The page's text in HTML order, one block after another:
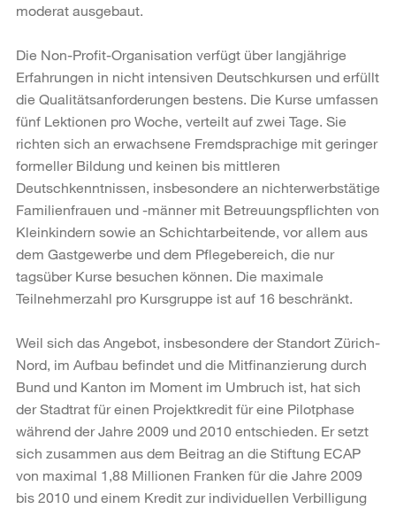
moderat ausgebaut.
Die Non-Profit-Organisation verfügt über langjährige
Erfahrungen in nicht intensiven Deutschkursen und erfüllt
die Qualitätsanforderungen bestens. Die Kurse umfassen
fünf Lektionen pro Woche, verteilt auf zwei Tage. Sie
richten sich an erwachsene Fremdsprachige mit geringer
formeller Bildung und keinen bis mittleren
Deutschkenntnissen, insbesondere an nichterwerbstätige
Familienfrauen und -männer mit Betreuungspflichten von
Kleinkindern sowie an Schichtarbeitende, vor allem aus
dem Gastgewerbe und dem Pflegebereich, die nur
tagsüber Kurse besuchen können. Die maximale
Teilnehmerzahl pro Kursgruppe ist auf 16 beschränkt.
Weil sich das Angebot, insbesondere der Standort Zürich-
Nord, im Aufbau befindet und die Mitfinanzierung durch
Bund und Kanton im Moment im Umbruch ist, hat sich
der Stadtrat für einen Projektkredit für eine Pilotphase
während der Jahre 2009 und 2010 entschieden. Er setzt
sich zusammen aus dem Beitrag an die Stiftung ECAP
von maximal 1,88 Millionen Franken für die Jahre 2009
bis 2010 und einem Kredit zur individuellen Verbilligung